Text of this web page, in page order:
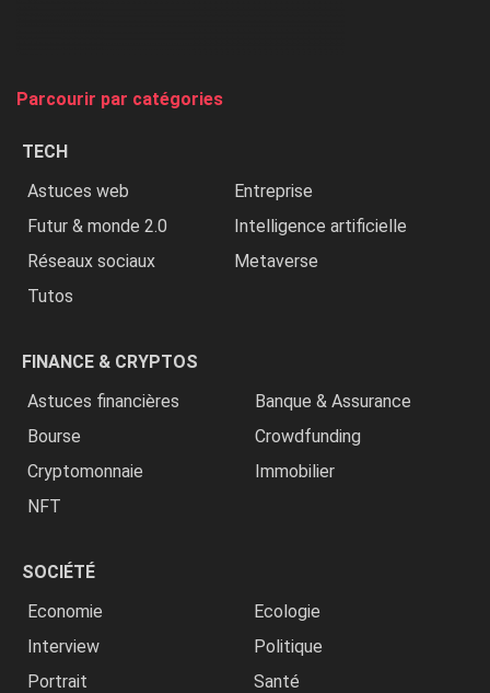
Parcourir par catégories
TECH
Astuces web
Entreprise
Futur & monde 2.0
Intelligence artificielle
Réseaux sociaux
Metaverse
Tutos
FINANCE & CRYPTOS
Astuces financières
Banque & Assurance
Bourse
Crowdfunding
Cryptomonnaie
Immobilier
NFT
SOCIÉTÉ
Economie
Ecologie
Interview
Politique
Portrait
Santé